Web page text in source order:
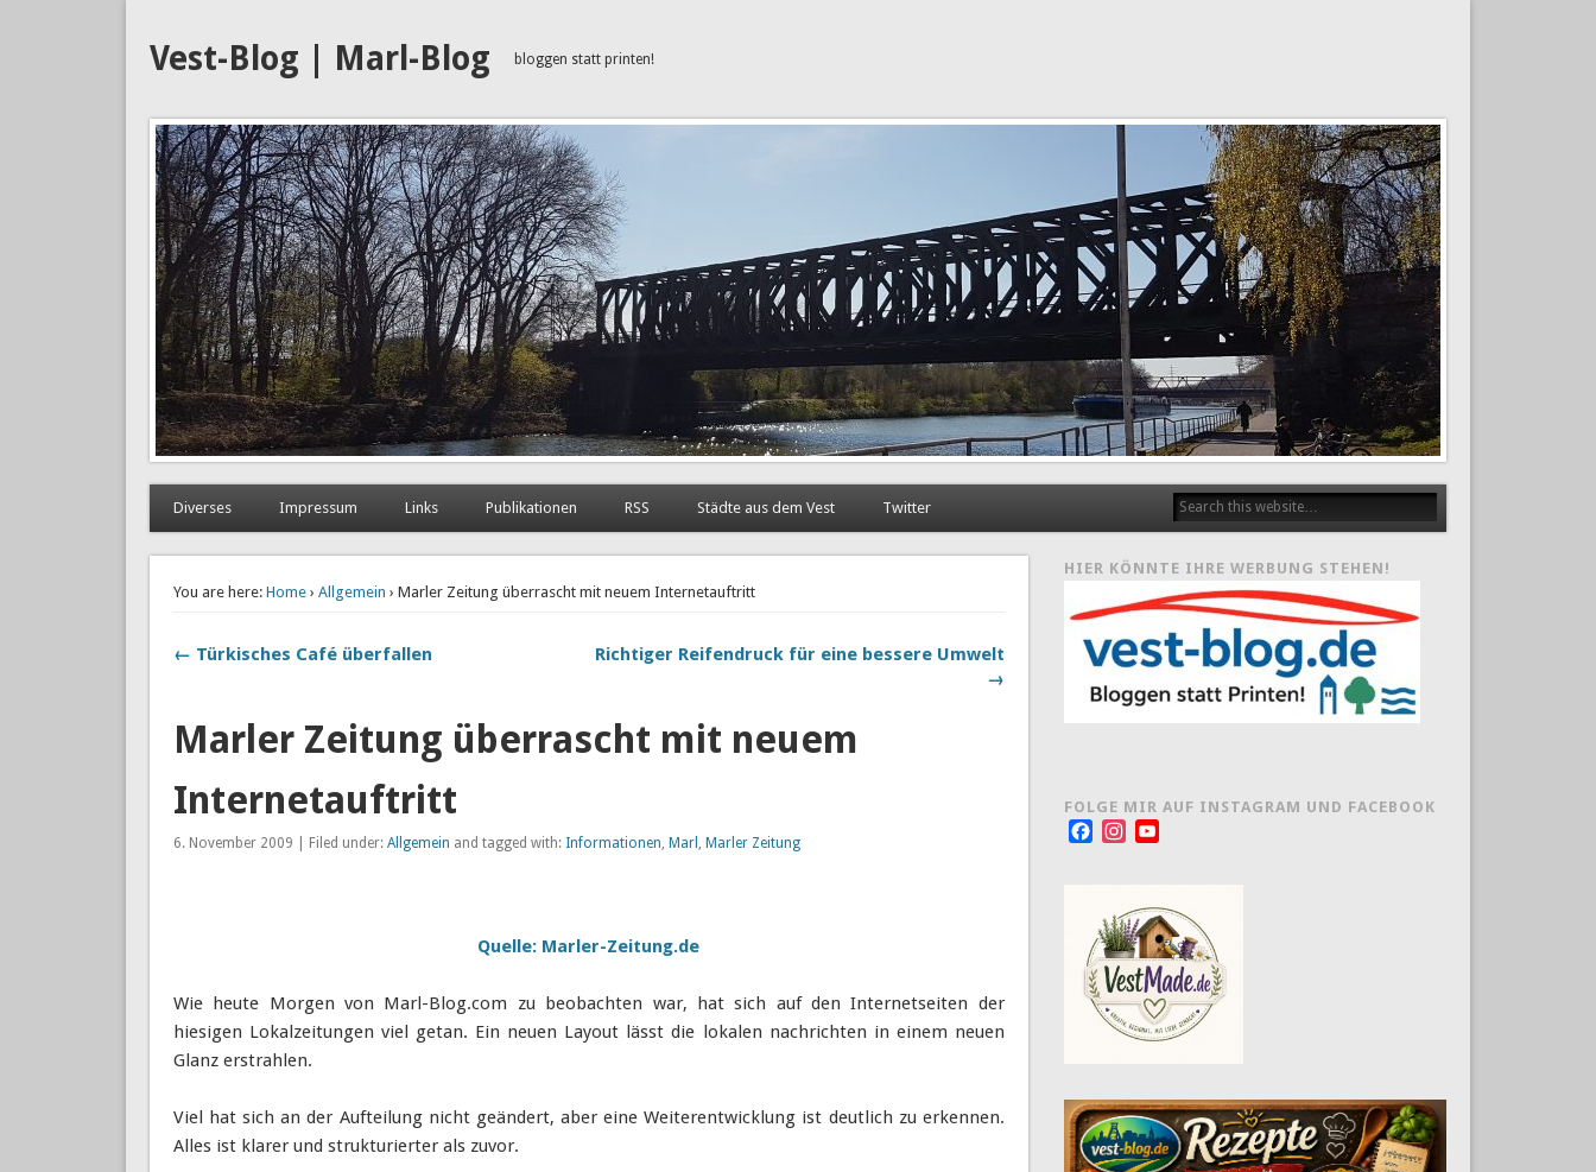
Vest-Blog | Marl-Blog bloggen statt printen!
Diverses Impressum Links Publikationen RSS Städte aus dem Vest Twitter
You are here: Home› Allgemein › Marler Zeitung überrascht mit neuem Internetauftritt
← Türkisches Café überfallen
Richtiger Reifendruck für eine bessere Umwelt
→
Marler Zeitung überrascht mit neuem
Internetauftritt
6. November 2009 | Filed under: Allgemein and tagged with: Informationen, Marl , Marler Zeitung
Quelle: Marler-Zeitung.de
Wie heute Morgen von Marl-Blog.com zu beobachten war, hat sich auf den Internetseiten der
hiesigen Lokalzeitungen viel getan. Ein neuen Layout lässt die lokalen nachrichten in einem neuen
Glanz erstrahlen.
Viel hat sich an der Aufteilung nicht geändert, aber eine Weiterentwicklung ist deutlich zu erkennen.
Alles ist klarer und strukturierter als zuvor.
HIER KÖNNTE IHRE WERBUNG STEHEN!
FOLGE MIR AUF INSTAGRAM UND FACEBOOK
FacebookInstagram